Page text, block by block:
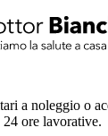
a noleggio o
24 ore lavorative.